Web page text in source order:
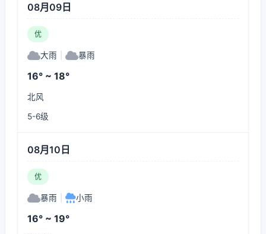
08月09日
优
大雨 暴雨
16° ~ 18°
北风
5-6级
08月10日
优
暴雨 小雨
16° ~ 19°